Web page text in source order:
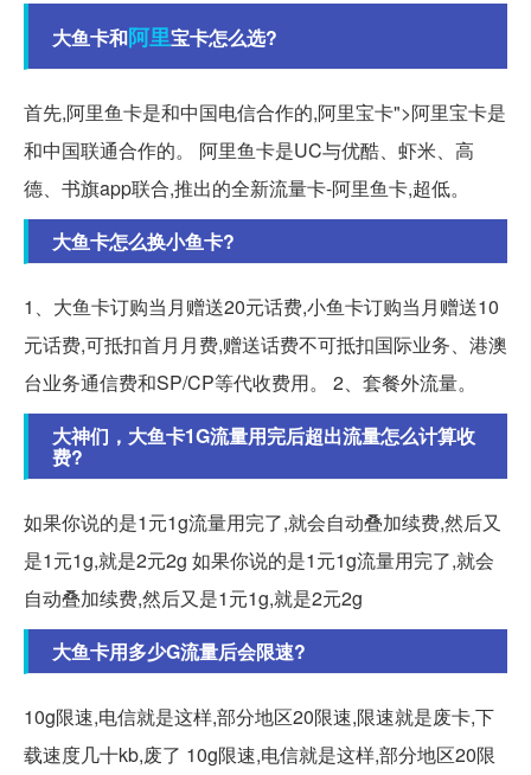
大鱼卡和阿里宝卡怎么选?
首先,阿里鱼卡是和中国电信合作的,阿里宝卡">阿里宝卡是
和中国联通合作的。 阿里鱼卡是UC与优酷、虾米、高
德、书旗app联合,推出的全新流量卡-阿里鱼卡,超低。
大鱼卡怎么换小鱼卡?
1、大鱼卡订购当月赠送20元话费,小鱼卡订购当月赠送10
元话费,可抵扣首月月费,赠送话费不可抵扣国际业务、港澳
台业务通信费和SP/CP等代收费用。 2、套餐外流量。
大神们，大鱼卡1G流量用完后超出流量怎么计算收
费?
如果你说的是1元1g流量用完了,就会自动叠加续费,然后又
是1元1g,就是2元2g 如果你说的是1元1g流量用完了,就会
自动叠加续费,然后又是1元1g,就是2元2g
大鱼卡用多少G流量后会限速?
10g限速,电信就是这样,部分地区20限速,限速就是废卡,下
载速度几十kb,废了 10g限速,电信就是这样,部分地区20限